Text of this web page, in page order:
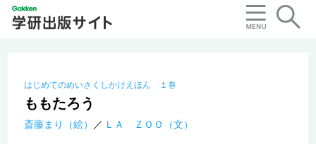
はじめてのめいさくしかけえほん １巻
ももたろう
斎藤まり（絵） ＬＡ ＺＯＯ（文）